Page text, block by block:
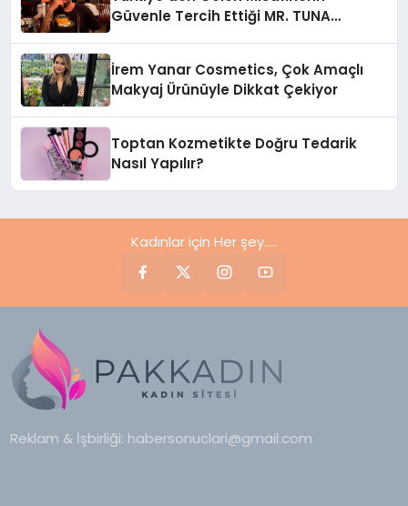
Güvenle Tercih Ettiği MR. TUNA
İrem Yanar Cosmetics, Çok Amaçlı
Makyaj Ürünüyle Dikkat Çekiyor
Toptan Kozmetikte Doğru Tedarik
Nasıl Yapılır?
Kadınlar için Her şey.....
Reklam & İşbirliği: habersonuclari@gmail.com